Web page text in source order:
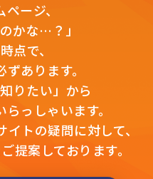
ページ、
かな…？」
点で、
あります。
りたい」から
っしゃいます。
トの疑問に対して、
提案しております。